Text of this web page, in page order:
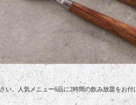
。人気メニュー6品に2時間の飲み放題をお